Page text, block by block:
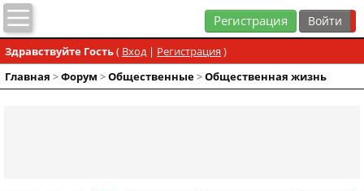
Регистрация
Здравствуйте Гость( Вход| Регистрация )
Главная >Форум >Общественные>Общественная жизнь